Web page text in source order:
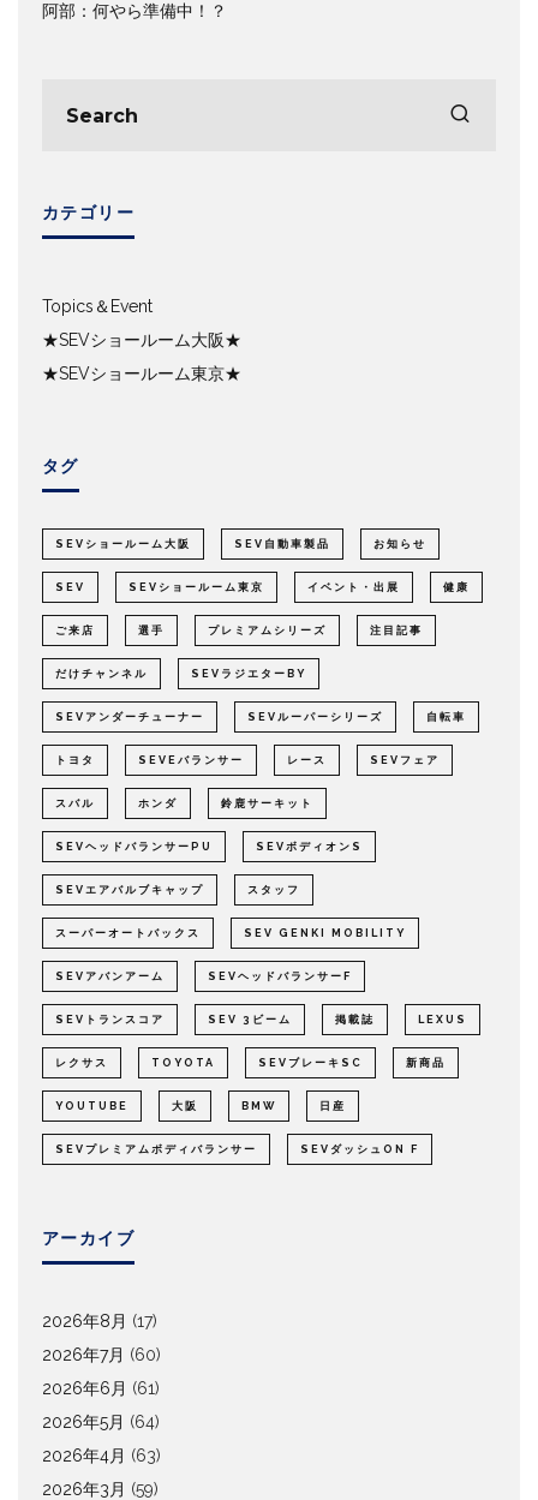
阿部：何やら準備中！？
カテゴリー
Topics＆Event
★SEVショールーム大阪★
★SEVショールーム東京★
タグ
SEVショールーム大阪 SEV自動車製品 お知らせ
SEV SEVショールーム東京 イベント・出展 健康
ご来店 選手 プレミアムシリーズ 注目記事
だけチャンネル SEVラジエターBY
SEVアンダーチューナー SEVルーパーシリーズ 自転車
トヨタ SEVEバランサー レース SEVフェア
スバル ホンダ 鈴鹿サーキット
SEVヘッドバランサーPU SEVボディオンS
SEVエアバルブキャップ スタッフ
スーパーオートバックス SEV GENKI MOBILITY
SEVアバンアーム SEVヘッドバランサーF
SEVトランスコア SEV 3ビーム 掲載誌 LEXUS
レクサス TOYOTA SEVブレーキSC 新商品
YOUTUBE 大阪 BMW 日産
SEVプレミアムボディバランサー SEVダッシュON F
アーカイブ
2026年8月 (17)
2026年7月 (60)
2026年6月 (61)
2026年5月 (64)
2026年4月 (63)
2026年3月 (59)